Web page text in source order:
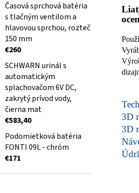
Časová sprchová batéria
s tlačným ventilom a
hlavovou sprchou, rozteč
150 mm
€260
SCHWARN urinál s
automatickým
splachovačom 6V DC,
zakrytý prívod vody,
čierna mat
€583,40
Podomietková batéria
FONTI 09L - chróm
€171
3D
3D